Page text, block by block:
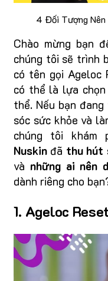
4 Đối Tượng Nên
Chào mừng bạn
chúng tôi sẽ trình
có tên gọi Ageloc
có thể là lựa
thể. Nếu bạn
sóc sức khỏe và
chúng tôi khám
Nuskin đã thu hút
và những ai nên
dành riêng cho
1. Ageloc